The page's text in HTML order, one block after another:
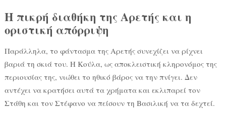
Η πικρή διαθήκη της Αρετής και η
οριστική απόρριψη
Παράλληλα, το φάντασμα της Αρετής συνεχίζει να ρίχνει
βαριά τη σκιά του. Η Κούλα, ως αποκλειστική κληρονόμος της
περιουσίας της, νιώθει το ηθικό βάρος να την πνίγει. Δεν
αντέχει να κρατήσει αυτά τα χρήματα και εκλιπαρεί τον
Στάθη και τον Στέφανο να πείσουν τη Βασιλική να τα δεχτεί.